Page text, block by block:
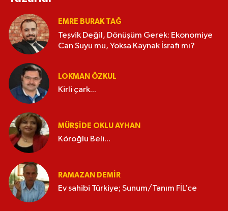
EMRE BURAK TAĞ
Teşvik Değil, Dönüşüm Gerek: Ekonomiye
Can Suyu mu, Yoksa Kaynak İsrafı mı?
LOKMAN ÖZKUL
Kirli çark...
MÜRŞIDE OKLU AYHAN
Köroğlu Beli...
RAMAZAN DEMİR
Ev sahibi Türkiye; Sunum/Tanım FİL’ce